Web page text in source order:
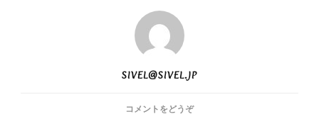
SIVEL@SIVEL.JP
コメントをどうぞ(TEAM